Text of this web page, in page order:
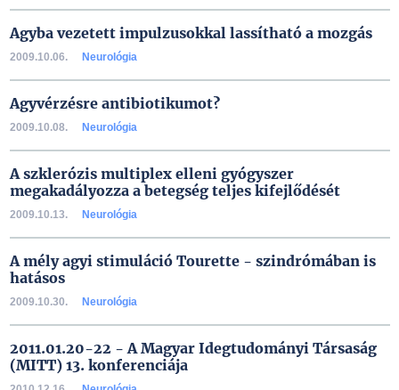
Agyba vezetett impulzusokkal lassítható a mozgás
2009.10.06. Neurológia
Agyvérzésre antibiotikumot?
2009.10.08. Neurológia
A szklerózis multiplex elleni gyógyszer
megakadályozza a betegség teljes kifejlődését
2009.10.13. Neurológia
A mély agyi stimuláció Tourette - szindrómában is
hatásos
2009.10.30. Neurológia
2011.01.20-22 - A Magyar Idegtudományi Társaság
(MITT) 13. konferenciája